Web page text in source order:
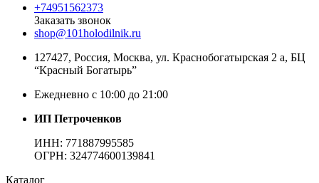
+74951562373
Заказать звонок
shop@101holodilnik.ru
127427, Россия, Москва, ул. Краснобогатырская 2 а, БЦ
“Красный Богатырь”
Ежедневно с 10:00 до 21:00
ИП Петроченков
ИНН: 771887995585
ОГРН: 324774600139841
Каталог